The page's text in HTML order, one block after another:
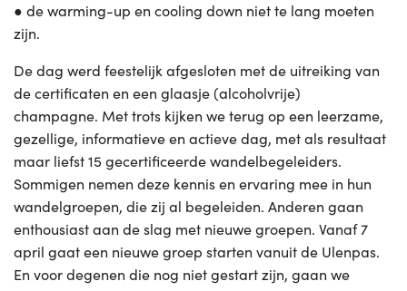
● de warming-up en cooling down niet te lang moeten
zijn.
De dag werd feestelijk afgesloten met de uitreiking van
de certificaten en een glaasje (alcoholvrije)
champagne. Met trots kijken we terug op een leerzame,
gezellige, informatieve en actieve dag, met als resultaat
maar liefst 15 gecertificeerde wandelbegeleiders.
Sommigen nemen deze kennis en ervaring mee in hun
wandelgroepen, die zij al begeleiden. Anderen gaan
enthousiast aan de slag met nieuwe groepen. Vanaf 7
april gaat een nieuwe groep starten vanuit de Ulenpas.
En voor degenen die nog niet gestart zijn, gaan we